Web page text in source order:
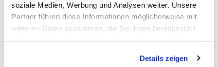
soziale Medien, Werbung und Analysen weiter. Unsere
Partner führen diese Informationen möglicherweise mit
weiteren Daten zusammen, die Sie ihnen bereitgestellt
uns, die Cookies einzusetzen, welche unter "Details
Details zeigen
Brandwände zu gewährleisten.
Mehr lesen